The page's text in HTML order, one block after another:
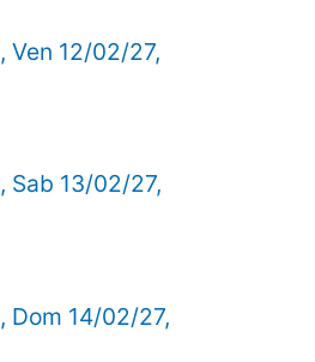
, Ven 12/02/27,
, Sab 13/02/27,
, Dom 14/02/27,